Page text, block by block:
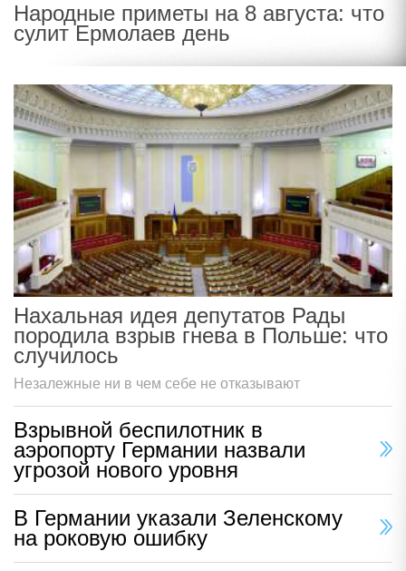
Народные приметы на 8 августа: что
сулит Ермолаев день
Нахальная идея депутатов Рады
породила взрыв гнева в Польше: что
случилось
Незалежные ни в чем себе не отказывают
Взрывной беспилотник в
аэропорту Германии назвали
угрозой нового уровня
В Германии указали Зеленскому
на роковую ошибку